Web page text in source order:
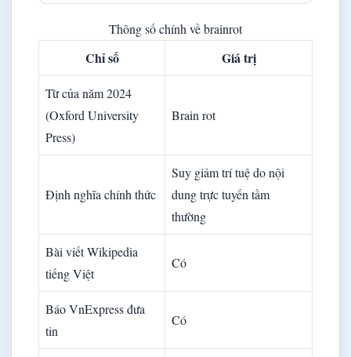
Thông số chính về brainrot
Chỉ số Giá trị
Từ của năm 2024
(Oxford University
Press)
Brain rot
Định nghĩa chính thức
Suy giảm trí tuệ do nội
dung trực tuyến tầm
thường
Bài viết Wikipedia
tiếng Việt
Có
Báo VnExpress đưa
tin
Có